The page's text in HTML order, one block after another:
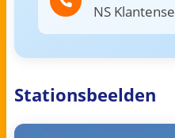
NS
Stationsbeelden